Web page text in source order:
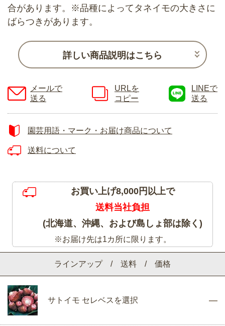
ラインアップ / 送料 / 価格
サトイモ セレベスを選択
合があります。※品種によってタネイモの大きさに
ばらつきがあります。
詳しい商品説明はこちら
メールで
送る
URLを
コピー
LINEで
送る
園芸用語・マーク・お届け商品について
送料について
お買い上げ8,000円以上で
送料当社負担
(北海道、沖縄、および島しょ部は除く)
※お届け先は1カ所に限ります。